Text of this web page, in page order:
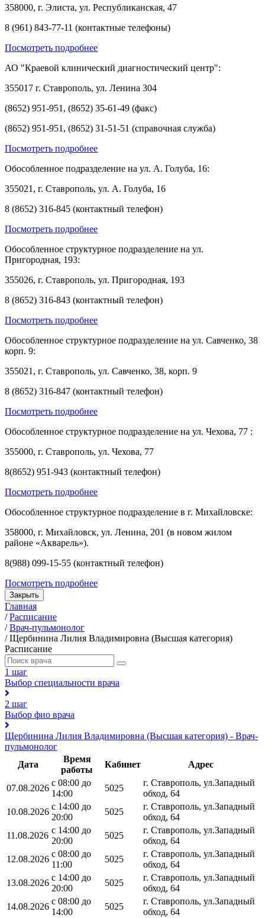
358000, г. Элиста, ул. Республиканская, 47
8 (961) 843-77-11 (контактные телефоны)
Посмотреть подробнее
АО "Краевой клинический диагностический центр":
355017 г. Ставрополь, ул. Ленина 304
(8652) 951-951, (8652) 35-61-49 (факс)
(8652) 951-951, (8652) 31-51-51 (справочная служба)
Посмотреть подробнее
Обособленное подразделение на ул. А. Голуба, 16:
355021, г. Ставрополь, ул. А. Голуба, 16
8 (8652) 316-845 (контактный телефон)
Посмотреть подробнее
Обособленное структурное подразделение на ул.
Пригородная, 193:
355026, г. Ставрополь, ул. Пригородная, 193
8 (8652) 316-843 (контактный телефон)
Посмотреть подробнее
Обособленное структурное подразделение на ул. Савченко, 38
корп. 9:
355021, г. Ставрополь, ул. Савченко, 38, корп. 9
8 (8652) 316-847 (контактный телефон)
Посмотреть подробнее
Обособленное структурное подразделение на ул. Чехова, 77 :
355000, г. Ставрополь, ул. Чехова, 77
8(8652) 951-943 (контактный телефон)
Посмотреть подробнее
Обособленное структурное подразделение в г. Михайловске:
358000, г. Михайловск, ул. Ленина, 201 (в новом жилом
районе «Акварель»).
8(988) 099-15-55 (контактный телефон)
Посмотреть подробнее
Закрыть
Главная
/ Расписание
/ Врач-пульмонолог
/ Щербинина Лилия Владимировна (Высшая категория)
Расписание
1 шаг
Выбор специальности врача
2 шаг
Выбор фио врача
Щербинина Лилия Владимировна (Высшая категория) - Врач-
пульмонолог
Дата
Время
работы
Кабинет Адрес
07.08.2026
с 08:00 до
14:00
5025
г. Ставрополь, ул.Западный
обход, 64
10.08.2026
с 14:00 до
20:00
5025
г. Ставрополь, ул.Западный
обход, 64
11.08.2026
с 14:00 до
20:00
5025
г. Ставрополь, ул.Западный
обход, 64
12.08.2026
с 08:00 до
11:00
5025
г. Ставрополь, ул.Западный
обход, 64
13.08.2026
с 14:00 до
20:00
5025
г. Ставрополь, ул.Западный
обход, 64
14.08.2026
с 08:00 до
14:00
5025
г. Ставрополь, ул.Западный
обход, 64